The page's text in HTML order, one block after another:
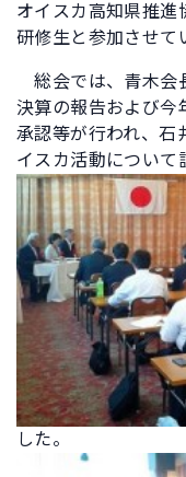
オイスカ高知県推進
研修生と参加させて
総会では、青木会
決算の報告および今
承認等が行われ、石
イスカ活動について
した。